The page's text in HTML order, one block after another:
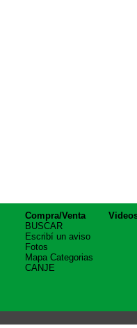
Compra/Venta
BUSCAR
Escribí un aviso
Fotos
Mapa Categorias
CANJE